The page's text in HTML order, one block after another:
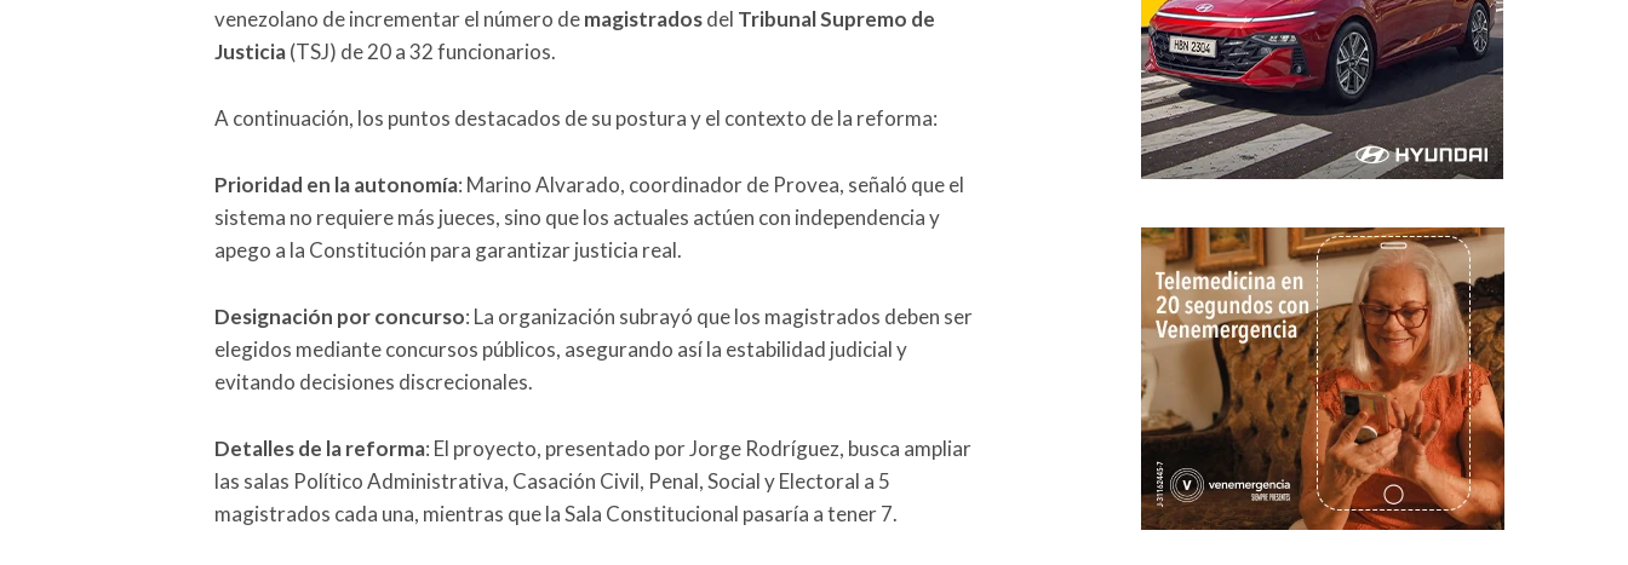
venezolano de incrementar el número demagistradosdel Tribunal Supremo de
Justicia(TSJ) de 20 a 32 funcionarios.
A continuación, los puntos destacados de su postura y el contexto de la reforma:
Prioridad en la autonomía: Marino Alvarado, coordinador de Provea, señaló que el
sistema no requiere más jueces, sino que los actuales actúen con independencia y
apego a la Constitución para garantizar justicia real.
Designación por concurso: La organización subrayó que los magistrados deben ser
elegidos mediante concursos públicos, asegurando así la estabilidad judicial y
evitando decisiones discrecionales.
Detalles de la reforma: El proyecto, presentado por Jorge Rodríguez, busca ampliar
las salas Político Administrativa, Casación Civil, Penal, Social y Electoral a 5
magistrados cada una, mientras que la Sala Constitucional pasaría a tener 7.